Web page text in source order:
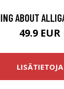
ABOUT
49.9 EUR
LISÄTIETOJA